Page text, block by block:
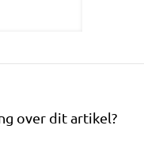
over dit artikel?